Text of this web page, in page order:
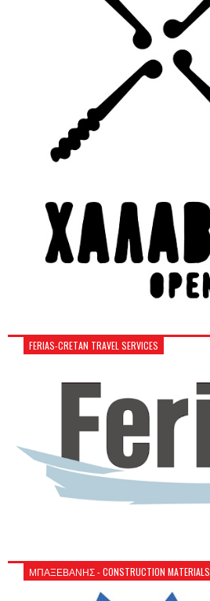
FERIAS-CRETAN TRAVEL SERVICES
ΜΠΑΞΕΒΑΝΗΣ - CONSTRUCTION MATERIALS